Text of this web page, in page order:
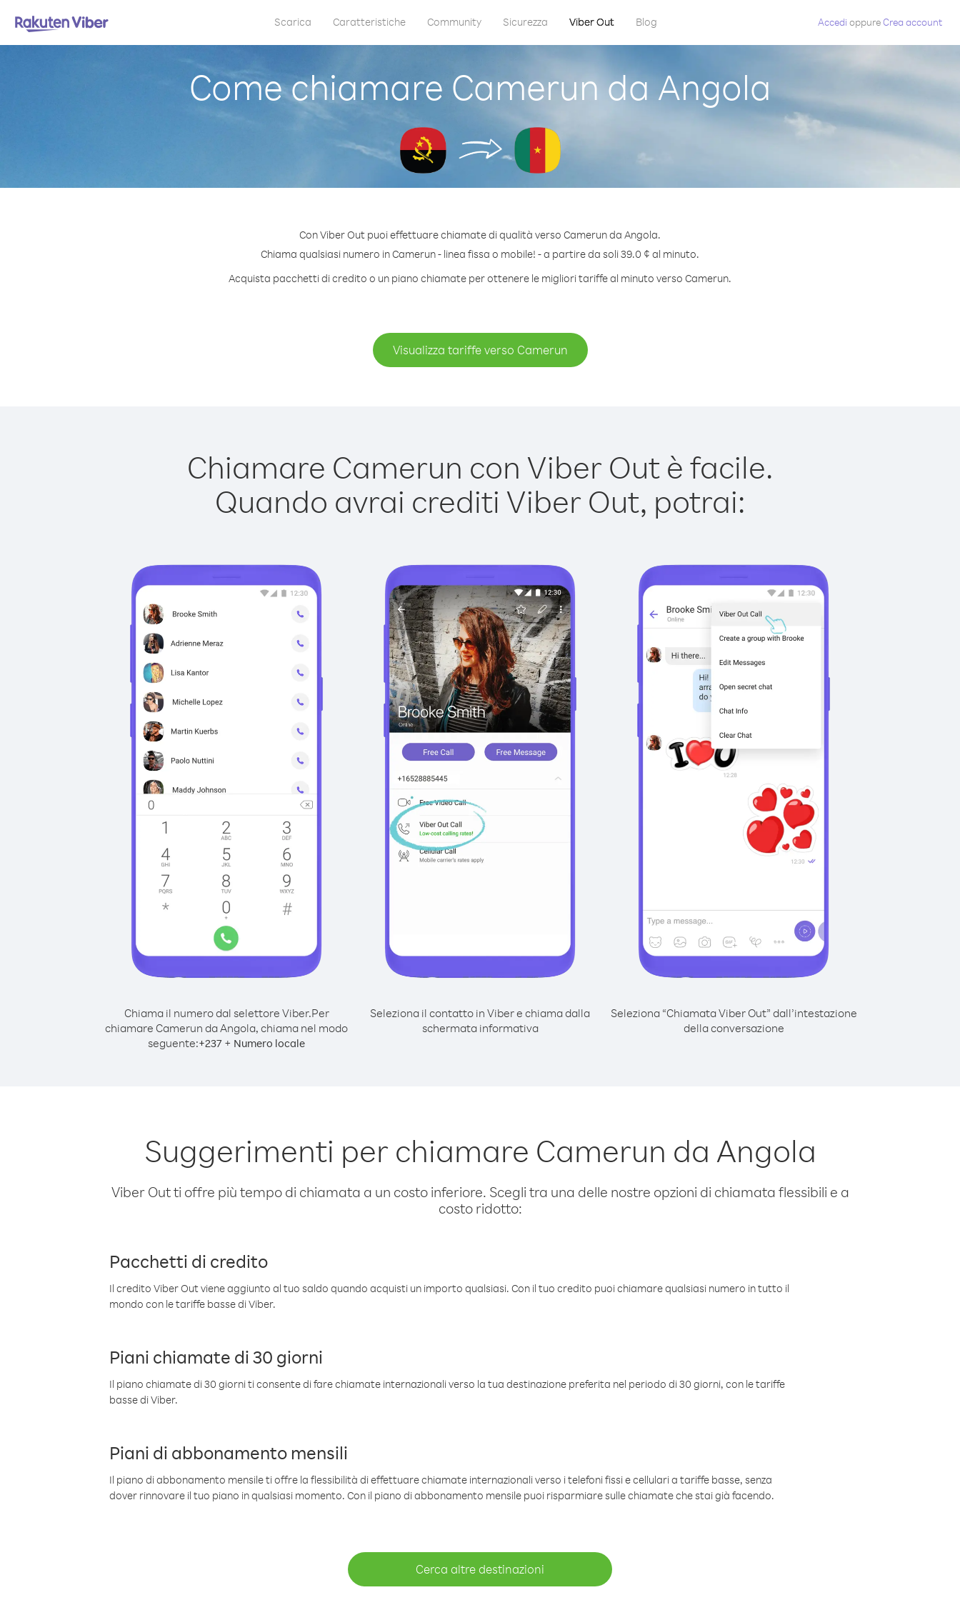
Scarica Caratteristiche Community Sicurezza Viber Out Blog Accedi oppureCrea account
Come chiamare Camerun da Angola
Con Viber Out puoi effettuare chiamate di qualità verso Camerun da Angola.
Chiama qualsiasi numero in Camerun - linea fissa o mobile! - a partire da soli 39.0 ¢ al minuto.
Acquista pacchetti di credito o un piano chiamate per ottenere le migliori tariffe al minuto verso Camerun.
Visualizza tariffe verso Camerun
Chiamare Camerun con Viber Out è facile.
Quando avrai crediti Viber Out, potrai:
Chiama il numero dal selettore Viber.Per
chiamare Camerun da Angola, chiama nel modo
seguente:+237 + Numero locale
Seleziona il contatto in Viber e chiama dalla
schermata informativa
Seleziona “Chiamata Viber Out” dall’intestazione
della conversazione
Suggerimenti per chiamare Camerun da Angola
Viber Out ti offre più tempo di chiamata a un costo inferiore. Scegli tra una delle nostre opzioni di chiamata flessibili e a
costo ridotto:
Pacchetti di credito
Il credito Viber Out viene aggiunto al tuo saldo quando acquisti un importo qualsiasi. Con il tuo credito puoi chiamare qualsiasi numero in tutto il
mondo con le tariffe basse di Viber.
Piani chiamate di 30 giorni
Il piano chiamate di 30 giorni ti consente di fare chiamate internazionali verso la tua destinazione preferita nel periodo di 30 giorni, con le tariffe
basse di Viber.
Piani di abbonamento mensili
Il piano di abbonamento mensile ti offre la flessibilità di effettuare chiamate internazionali verso i telefoni fissi e cellulari a tariffe basse, senza
dover rinnovare il tuo piano in qualsiasi momento. Con il piano di abbonamento mensile puoi risparmiare sulle chiamate che stai già facendo.
Cerca altre destinazioni